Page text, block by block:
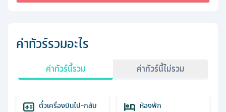
ค่าทัวร์รวมอะไร
ค่าทัวร์นี้รวม ค่าทัวร์นี้ไม่รวม
ตั๋วเครื่องบินไป-กลับ ห้องพัก